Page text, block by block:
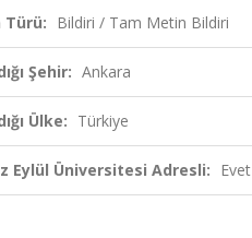
Türü: Bildiri / Tam Metin Bildiri
Şehir: Ankara
Ülke: Türkiye
Eylül Üniversitesi Adresli: Evet